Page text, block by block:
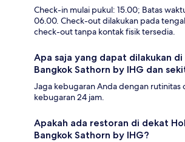
Check-in mulai pukul: 15.00; Batas
06.00. Check-out dilakukan pada
check-out tanpa kontak fisik tersedia.
Apa saja yang dapat dilakukan di
Bangkok Sathorn by IHG dan
Jaga kebugaran Anda dengan rutinitas
kebugaran 24 jam.
Apakah ada restoran di dekat
Bangkok Sathorn by IHG?